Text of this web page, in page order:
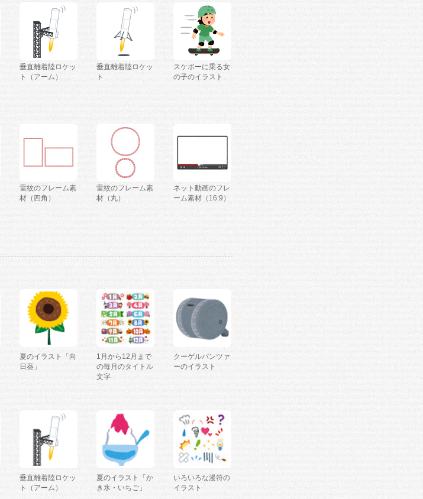
垂直離着陸ロケッ
ト（アーム）
垂直離着陸ロケッ
ト
スケボーに乗る女
の子のイラスト
雷紋のフレーム素
材（四角）
雷紋のフレーム素
材（丸）
ネット動画のフレ
ーム素材（16:9）
夏のイラスト「向
日葵」
1月から12月まで
の毎月のタイトル
文字
クーゲルパンツァ
ーのイラスト
垂直離着陸ロケッ
ト（アーム）
夏のイラスト「か
き氷・いちご」
いろいろな漫符の
イラスト